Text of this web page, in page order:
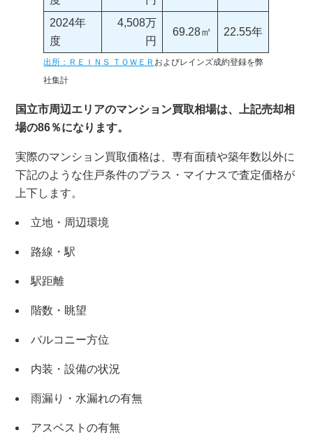
2024年
度
4,508万
円
69.28㎡ 22.55年
出所：ＲＥＩＮＳ ＴＯＷＥＲ およびレインズ成約登録を弊
社集計
国立市周辺エリアのマンション買取相場は、上記売却相
場の86％になります。
実際のマンション買取価格は、専有面積や築年数以外に
下記のような住戸条件のプラス・マイナスで査定価格が
上下します。
立地・周辺環境
路線・駅
駅距離
階数・眺望
バルコニー方位
内装・設備の状況
雨漏り・水漏れの有無
アスベストの有無